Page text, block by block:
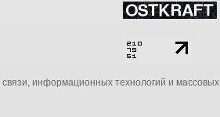
информационных технологий и массовых